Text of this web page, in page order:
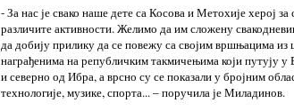
- За нас је свако наше дете са Косова и Метохије херој
различите активности. Желимо да им сложену
да добију прилику да се повежу са својим вршњацима
награђенима на републичким такмичењима који путују
и северно од Ибра, а врсно су се показали у бројним
технологије, музике, спорта... – поручила је Миладинов.